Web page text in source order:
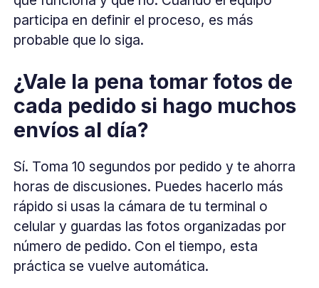
participa en definir el proceso, es más
probable que lo siga.
¿Vale la pena tomar fotos de
cada pedido si hago muchos
envíos al día?
Sí. Toma 10 segundos por pedido y te ahorra
horas de discusiones. Puedes hacerlo más
rápido si usas la cámara de tu terminal o
celular y guardas las fotos organizadas por
número de pedido. Con el tiempo, esta
práctica se vuelve automática.